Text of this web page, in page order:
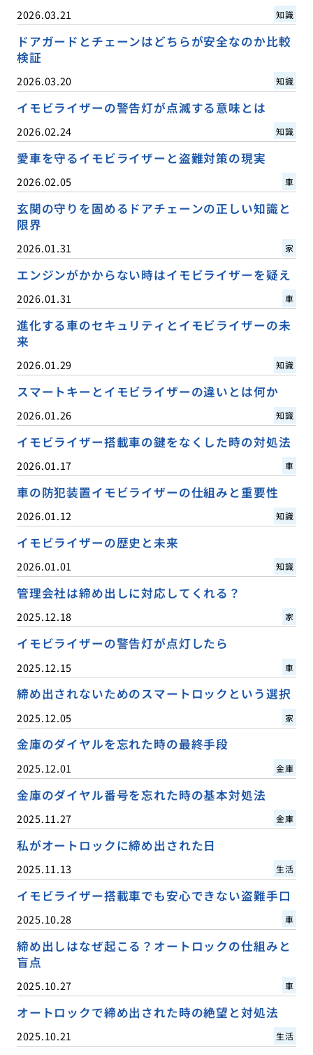
2026.03.21 知識
ドアガードとチェーンはどちらが安全なのか比較
検証
2026.03.20 知識
イモビライザーの警告灯が点滅する意味とは
2026.02.24 知識
愛車を守るイモビライザーと盗難対策の現実
2026.02.05 車
玄関の守りを固めるドアチェーンの正しい知識と
限界
2026.01.31 家
エンジンがかからない時はイモビライザーを疑え
2026.01.31 車
進化する車のセキュリティとイモビライザーの未
来
2026.01.29 知識
スマートキーとイモビライザーの違いとは何か
2026.01.26 知識
イモビライザー搭載車の鍵をなくした時の対処法
2026.01.17 車
車の防犯装置イモビライザーの仕組みと重要性
2026.01.12 知識
イモビライザーの歴史と未来
2026.01.01 知識
管理会社は締め出しに対応してくれる？
2025.12.18 家
イモビライザーの警告灯が点灯したら
2025.12.15 車
締め出されないためのスマートロックという選択
2025.12.05 家
金庫のダイヤルを忘れた時の最終手段
2025.12.01 金庫
金庫のダイヤル番号を忘れた時の基本対処法
2025.11.27 金庫
私がオートロックに締め出された日
2025.11.13 生活
イモビライザー搭載車でも安心できない盗難手口
2025.10.28 車
締め出しはなぜ起こる？オートロックの仕組みと
盲点
2025.10.27 車
オートロックで締め出された時の絶望と対処法
2025.10.21 生活